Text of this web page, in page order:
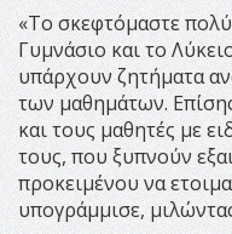
«Το σκεφτόμαστε
Γυμνάσιο και το
υπάρχουν ζητήματα
των μαθημάτων.
και τους μαθητές με
τους, που ξυπνούν
προκειμένου να
υπογράμμισε,